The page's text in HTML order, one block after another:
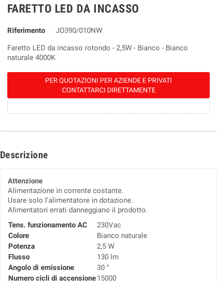
FARETTO LED DA INCASSO
Riferimento
JO390/010NW
Faretto LED da incasso rotondo - 2,5W - Bianco - Bianco
naturale 4000K
PER QUOTAZIONI PER AZIENDE E PRIVATI
CONTATTARCI DIRETTAMENTE
Descrizione
Attenzione
Alimentazione in corrente costante.
Usare solo l'alimentatore in dotazione.
Alimentatori errati danneggiano il prodotto.
Tens. funzionamento AC
230Vac
Colore
Bianco naturale
Potenza
2,5 W
Flusso
130 lm
Angolo di emissione
30 °
Numero cicli di accensione15000